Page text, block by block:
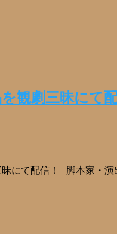
観劇三昧にて配
にて配信！ 脚本家・